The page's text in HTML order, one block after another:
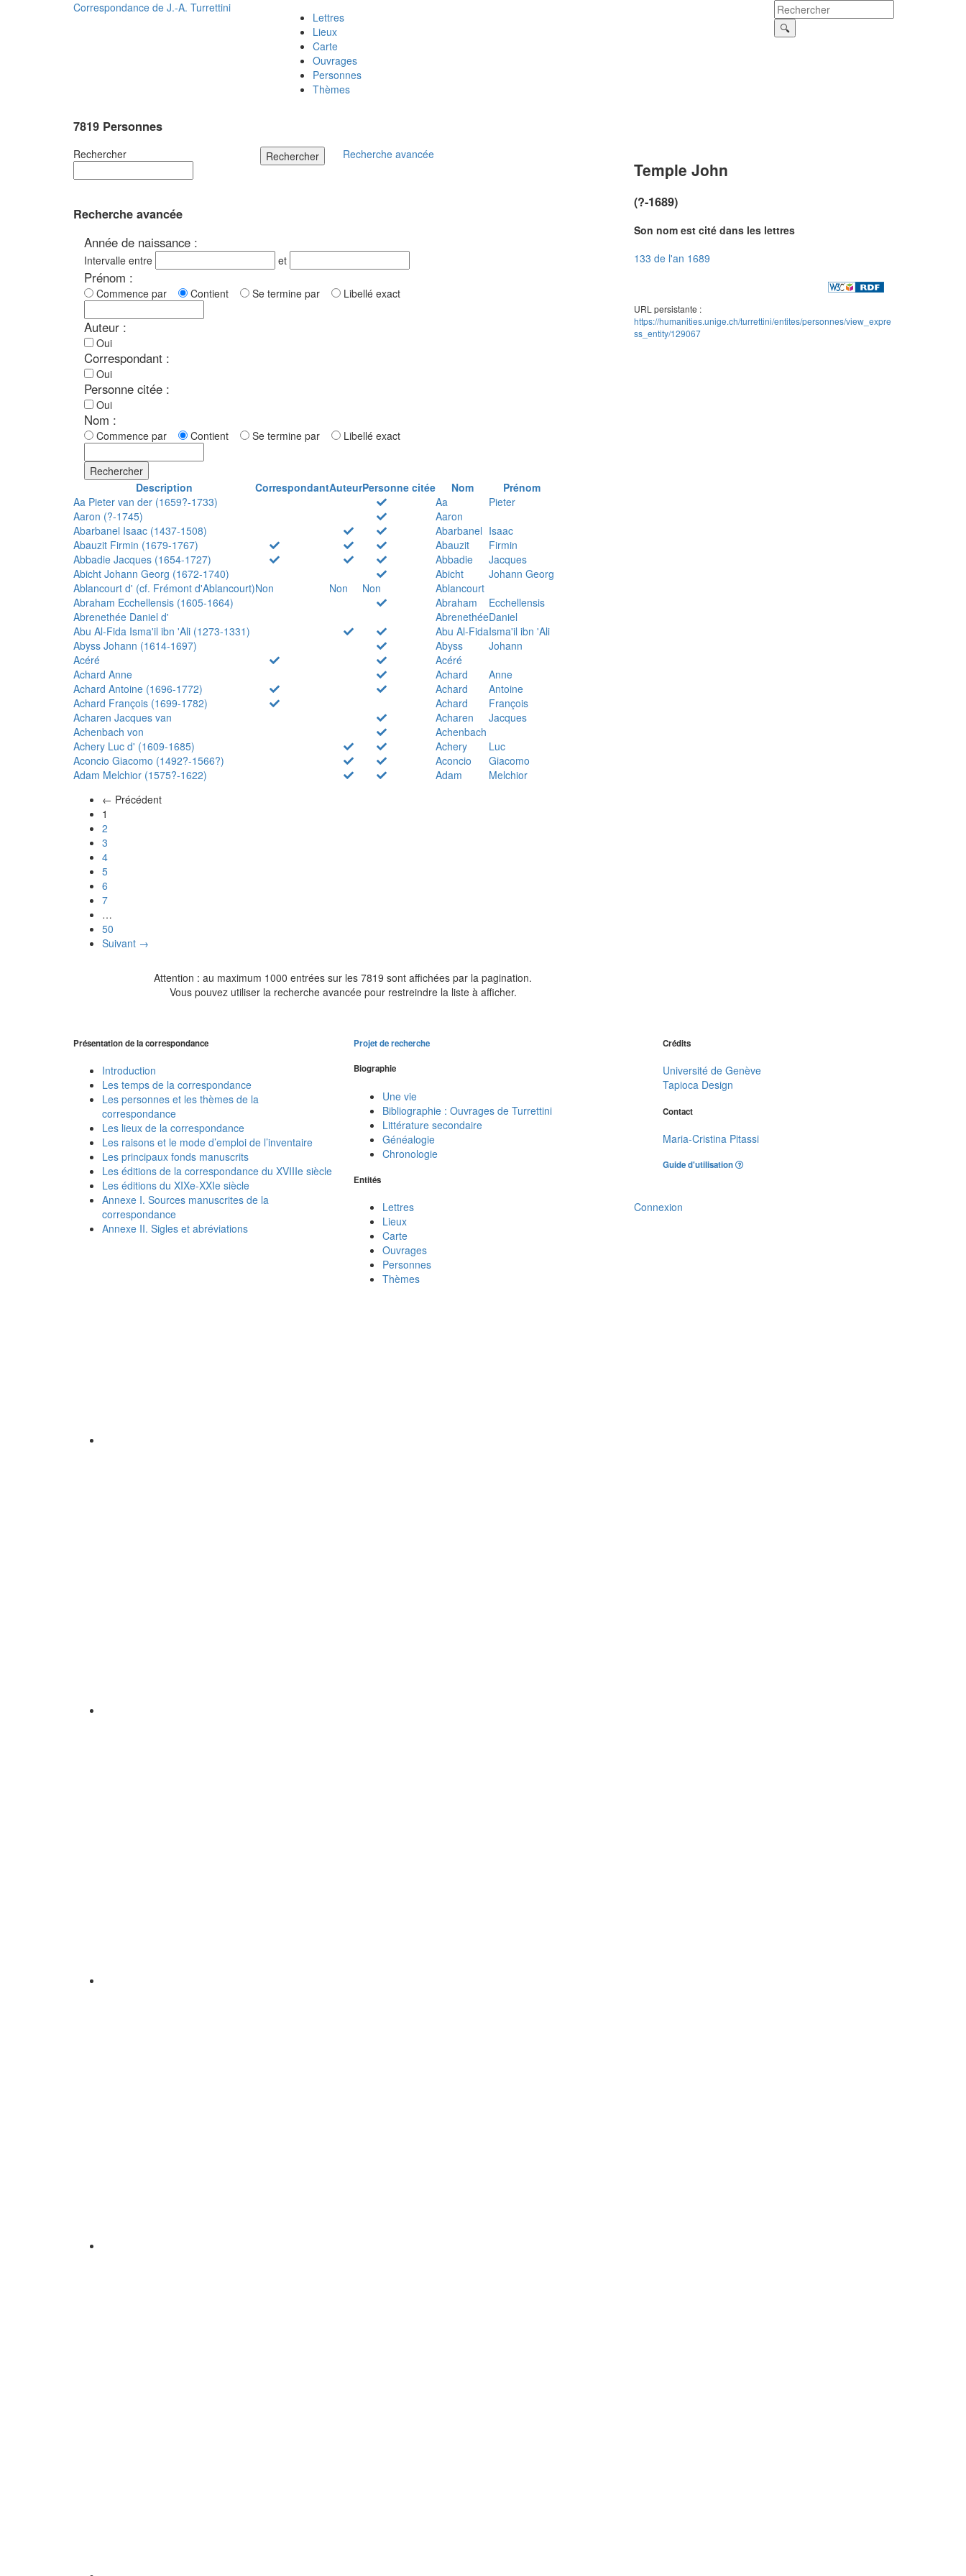
Correspondance de J.-A. Turrettini
Lettres
Lieux
Carte
Ouvrages
Personnes
Thèmes
7819 Personnes
Rechercher Rechercher Recherche avancée
Recherche avancée
Année de naissance :
Intervalle entre et
Prénom :
Commence par Contient Se termine par Libellé exact
Auteur :
Oui
Correspondant :
Oui
Personne citée :
Oui
Nom :
Commence par Contient Se termine par Libellé exact
Rechercher
Description
CorrespondantAuteurPersonne citée Nom
Prénom
Aa Pieter van der (1659?-1733)
Aa
Pieter
Aaron (?-1745)
Aaron
Abarbanel Isaac (1437-1508)
Abarbanel Isaac
Abauzit Firmin (1679-1767)
Abauzit
Firmin
Abbadie Jacques (1654-1727)
Abbadie
Jacques
Abicht Johann Georg (1672-1740)
Abicht
Johann Georg
Ablancourt d' (cf. Frémont d'Ablancourt)Non Non Non
Ablancourt
Abraham Ecchellensis (1605-1664)
Abraham
Ecchellensis
Abrenethée Daniel d'
AbrenethéeDaniel
Abu Al-Fida Isma'il ibn 'Ali (1273-1331)
Abu Al-FidaIsma'il ibn 'Ali
Abyss Johann (1614-1697)
Abyss
Johann
Acéré
Acéré
Achard Anne
Achard
Anne
Achard Antoine (1696-1772)
Achard
Antoine
Achard François (1699-1782)
Achard
François
Acharen Jacques van
Acharen
Jacques
Achenbach von
Achenbach
Achery Luc d' (1609-1685)
Achery
Luc
Aconcio Giacomo (1492?-1566?)
Aconcio
Giacomo
Adam Melchior (1575?-1622)
Adam
Melchior
← Précédent
1
2
3
4
5
6
7
…
50
Suivant →
Attention : au maximum 1000 entrées sur les 7819 sont affichées par la pagination.
Vous pouvez utiliser la recherche avancée pour restreindre la liste à afficher.
Temple John
(?-1689)
Son nom est cité dans les lettres
133 de l'an 1689
URL persistante :
https://humanities.unige.ch/turrettini/entites/personnes/view_expre
ss_entity/129067
Présentation de la correspondance
Introduction
Les temps de la correspondance
Les personnes et les thèmes de la
correspondance
Les lieux de la correspondance
Les raisons et le mode d’emploi de l’inventaire
Les principaux fonds manuscrits
Les éditions de la correspondance du XVIIIe siècle
Les éditions du XIXe-XXIe siècle
Annexe I. Sources manuscrites de la
correspondance
Annexe II. Sigles et abréviations
Projet de recherche
Biographie
Une vie
Bibliographie : Ouvrages de Turrettini
Littérature secondaire
Généalogie
Chronologie
Entités
Lettres
Lieux
Carte
Ouvrages
Personnes
Thèmes
Crédits
Université de Genève
Tapioca Design
Contact
Maria-Cristina Pitassi
Guide d'utilisation
Connexion